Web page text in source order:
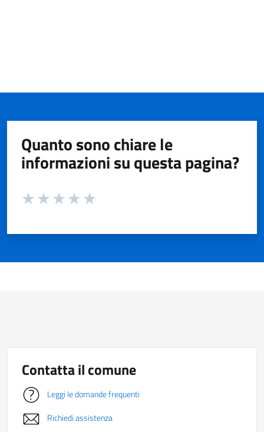
Quanto sono chiare le
informazioni su questa pagina?
Valuta da 1 a 5 stelle la pagina
Contatta il comune
Leggi le domande frequenti
Richiedi assistenza